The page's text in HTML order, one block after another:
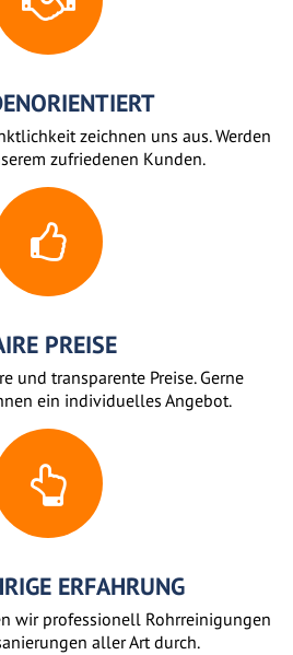
zeichnen uns aus. Werden
zufriedenen Kunden.
PREISE
und transparente Preise. Gerne
ein individuelles Angebot.
ERFAHRUNG
wir professionell Rohrreinigungen
aller Art durch.